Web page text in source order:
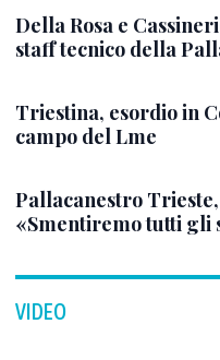
Della Rosa e
staff tecnico della
Triestina, esordio in
campo del Lme
Pallacanestro
«Smentiremo tutti gli
VIDEO